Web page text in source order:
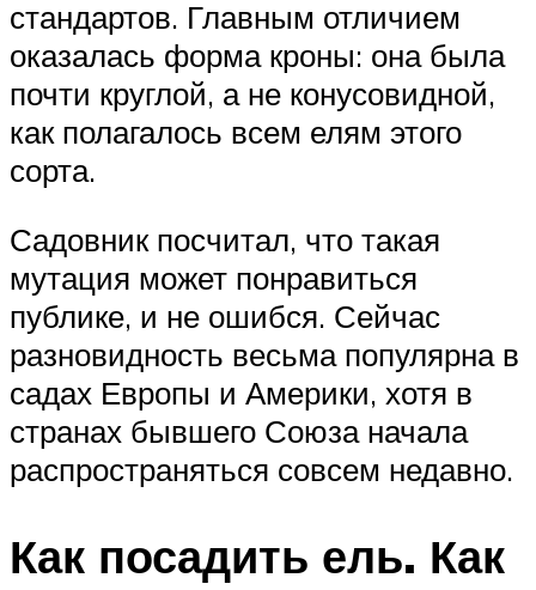
стандартов. Главным отличием
оказалась форма кроны: она была
почти круглой, а не конусовидной,
как полагалось всем елям этого
сорта.
Садовник посчитал, что такая
мутация может понравиться
публике, и не ошибся. Сейчас
разновидность весьма популярна в
садах Европы и Америки, хотя в
странах бывшего Союза начала
распространяться совсем недавно.
Как посадить ель. Как